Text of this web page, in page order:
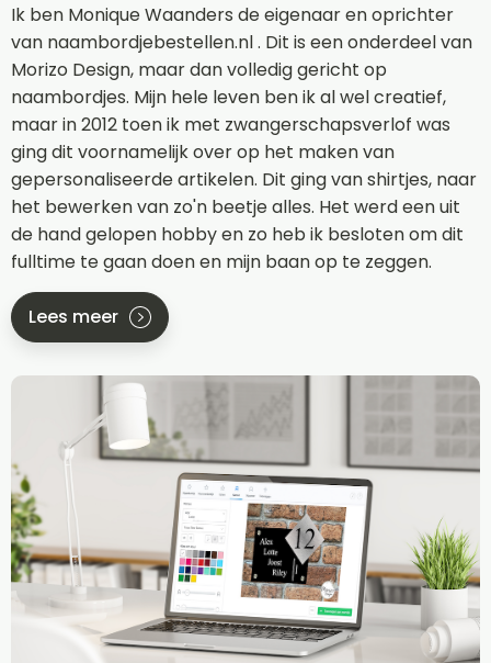
Ik ben Monique Waanders de eigenaar en oprichter
van naambordjebestellen.nl . Dit is een onderdeel van
Morizo Design, maar dan volledig gericht op
naambordjes. Mijn hele leven ben ik al wel creatief,
maar in 2012 toen ik met zwangerschapsverlof was
ging dit voornamelijk over op het maken van
gepersonaliseerde artikelen. Dit ging van shirtjes, naar
het bewerken van zo'n beetje alles. Het werd een uit
de hand gelopen hobby en zo heb ik besloten om dit
fulltime te gaan doen en mijn baan op te zeggen.
Lees meer